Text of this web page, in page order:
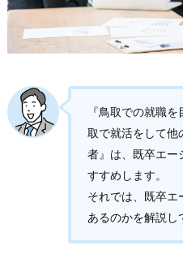
『鳥取での就職
取で就活をして他
者』は、既卒エー
すすめします。
それでは、既卒エ
あるのかを解説し